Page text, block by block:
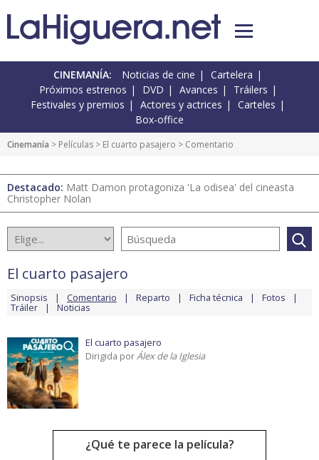
CINEMANÍA: Noticias de cine
Cartelera
Próximos estrenos
DVD Avances
Tráilers
Festivales y premios
Actores y actrices
Carteles
Box-office
Cinemanía > Películas > El cuarto pasajero > Comentario
Destacado: Matt Damon protagoniza 'La odisea' del cineasta
Christopher Nolan
El cuarto pasajero
Sinopsis Comentario Reparto Ficha técnica Fotos
Tráiler Noticias
El cuarto pasajero
Dirigida porÁlex de la Iglesia
¿Qué te parece la película?